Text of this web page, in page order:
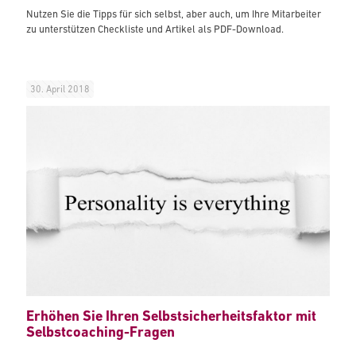
Nutzen Sie die Tipps für sich selbst, aber auch, um Ihre Mitarbeiter
zu unterstützen Checkliste und Artikel als PDF-Download.
30. April 2018
Erhöhen Sie Ihren Selbstsicherheitsfaktor mit
Selbstcoaching-Fragen